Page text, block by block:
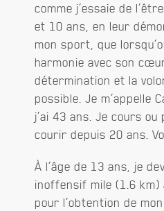
comme j’essaie de
et 10 ans, en leur
mon sport, que
harmonie avec son
détermination et la
possible. Je m’appelle
j’ai 43 ans. Je cours ou
courir depuis 20 ans.
À l’âge de 13 ans, je
inoffensif mile (1.6 km)
pour l’obtention de mon